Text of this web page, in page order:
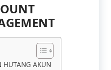
HUTANG AKUN